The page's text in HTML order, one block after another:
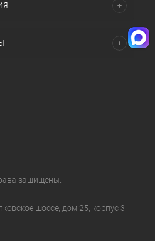
защищены.
шоссе, дом 25, корпус 3